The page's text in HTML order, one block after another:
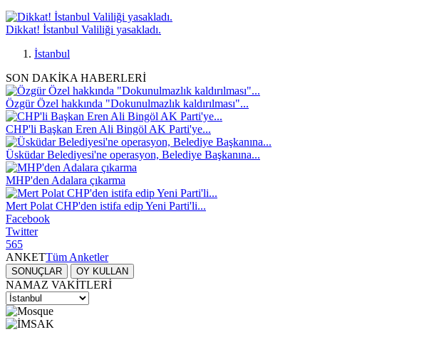
Dikkat! İstanbul Valiliği yasakladı.
İstanbul
SON DAKİKA HABERLERİ
Özgür Özel hakkında "Dokunulmazlık kaldırılması"...
CHP'li Başkan Eren Ali Bingöl AK Parti'ye...
Üsküdar Belediyesi'ne operasyon, Belediye Başkanına...
MHP'den Adalara çıkarma
Mert Polat CHP'den istifa edip Yeni Parti'li...
Facebook
Twitter
565
ANKETTüm Anketler
SONUÇLAR OY KULLAN
NAMAZ VAKİTLERİ